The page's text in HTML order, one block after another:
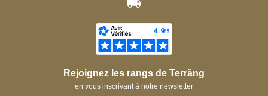
Rejoignez les rangs de Terräng
en vous inscrivant à notre newsletter